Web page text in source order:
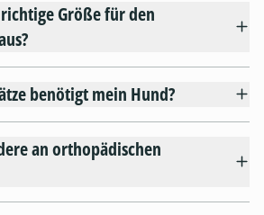
Größe für den
benötigt mein Hund?
an orthopädischen